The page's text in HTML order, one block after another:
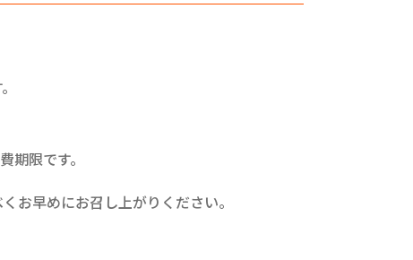
限です。
お早めにお召し上がりください。